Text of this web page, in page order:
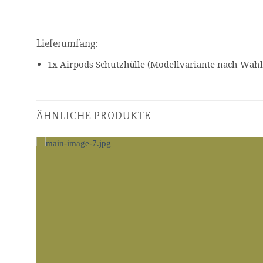
Lieferumfang:
1x Airpods Schutzhülle (Modellvariante nach
ÄHNLICHE PRODUKTE